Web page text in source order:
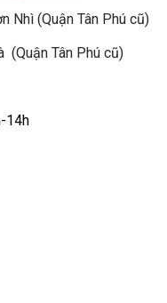
Nhì (Quận Tân Phú cũ)
(Quận Tân Phú cũ)
14h